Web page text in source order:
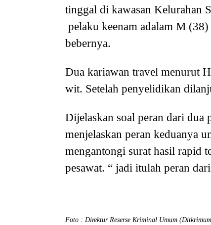
tinggal di kawasan Kelurahan
pelaku keenam adalam M
bebernya.
Dua kariawan travel menurut
wit. Setelah penyelidikan
Dijelaskan soal peran dari
menjelaskan peran keduanya
mengantongi surat hasil rapid
pesawat. “ jadi itulah peran
Foto : Direktur Reserse Kriminal Umum